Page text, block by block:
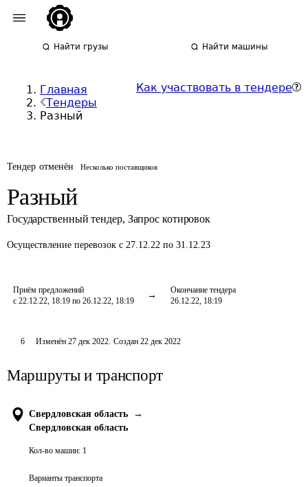
Найти грузы Найти машины
Главная
Тендеры
Разный
Как участвовать в тендере
Тендер отменён Несколько поставщиков
Разный
Государственный тендер, Запрос котировок
Осуществление перевозок с 27.12.22 по 31.12.23
Приём предложений
с 22.12.22, 18:19 по 26.12.22, 18:19
Окончание тендера
26.12.22, 18:19
6 Изменён 27 дек 2022. Создан 22 дек 2022
Маршруты и транспорт
Свердловская область
→
Свердловская область
Кол-во машин: 1
Варианты транспорта